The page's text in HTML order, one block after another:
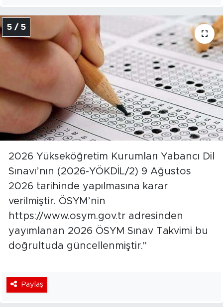
5 / 5
2026 Yükseköğretim Kurumları Yabancı Dil
Sınavı’nın (2026-YÖKDİL/2) 9 Ağustos
2026 tarihinde yapılmasına karar
verilmiştir. ÖSYM’nin
https://www.osym.gov.tr adresinden
yayımlanan 2026 ÖSYM Sınav Takvimi bu
doğrultuda güncellenmiştir."
Paylaş